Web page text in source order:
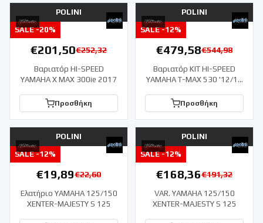
POLINI
SALE -20%
€201,50€252,32
Βαριατόρ HI-SPEED
YAMAHA X MAX 300ie 2017
Προσθήκη
POLINI
SALE -12%
€479,58€544,98
Βαριατόρ KIT HI-SPEED
YAMAHA T-MAX 530 '12/16
Προσθήκη
POLINI
SALE -12%
€19,89€22,60
Ελατήριο YAMAHA 125/150
XENTER-MAJESTY S 125
POLINI
SALE -12%
€168,36€191,32
VAR. YAMAHA 125/150
XENTER-MAJESTY S 125